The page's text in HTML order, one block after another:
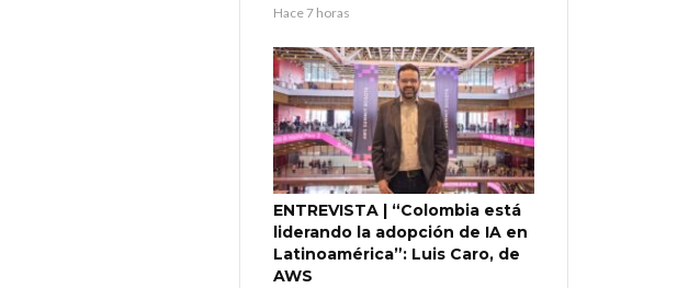
Hace 7 horas
ENTREVISTA | “Colombia está
liderando la adopción de IA en
Latinoamérica”: Luis Caro, de
AWS